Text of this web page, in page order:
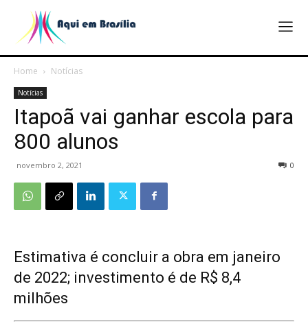
Home Notícias
Notícias
Itapoã vai ganhar escola para
800 alunos
novembro 2, 2021 0
Estimativa é concluir a obra em janeiro
de 2022; investimento é de R$ 8,4
milhões